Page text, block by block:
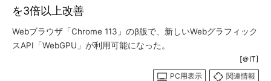
を3倍以上改善
Webブラウザ「Chrome 113」のβ版で、新しいWebグラフィック
スAPI「WebGPU」が利用可能になった。
[＠IT]
PC用表示
関連情報